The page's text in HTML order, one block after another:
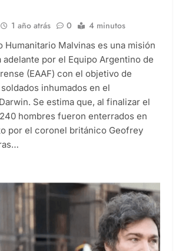
1 año atrás 0 4 minutos
Humanitario Malvinas es una misión
adelante por el Equipo Argentino de
(EAAF) con el objetivo de
inhumados en el
Se estima que, al finalizar el
hombres fueron enterrados en
por el coronel británico Geofrey